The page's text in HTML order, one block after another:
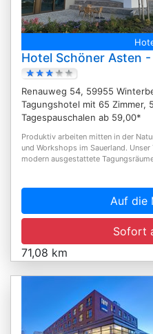
Hotel Schöner Asten
Renauweg 54, 59955
Tagungshotel mit 65 Zimmer,
Tagespauschalen ab 59,00*
Produktiv arbeiten mitten in der
und Workshops im Sauerland.
modern ausgestattete
Auf die
Sofort
71,08 km